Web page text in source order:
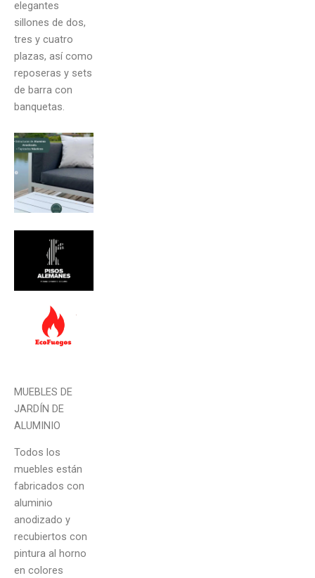
elegantes
sillones de dos,
tres y cuatro
plazas, así como
reposeras y sets
de barra con
banquetas.
MUEBLES DE
JARDÍN DE
ALUMINIO
Todos los
muebles están
fabricados con
aluminio
anodizado y
recubiertos con
pintura al horno
en colores